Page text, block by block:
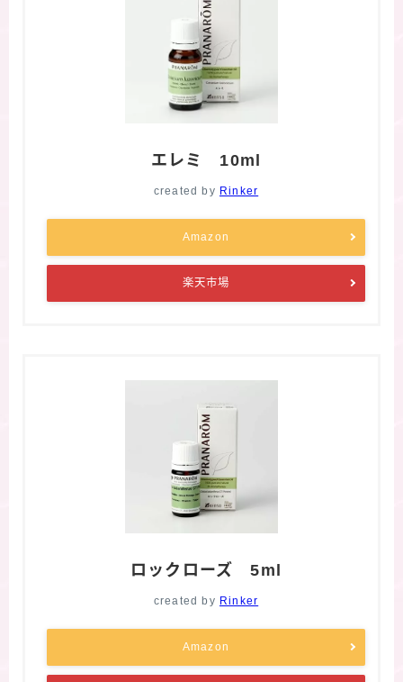
エレミ 10ml
created by Rinker
Amazon
楽天市場
ロックローズ 5ml
created by Rinker
Amazon